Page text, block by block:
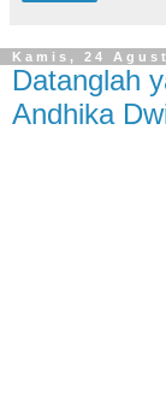
Kamis, 24
Datanglah
Andhika